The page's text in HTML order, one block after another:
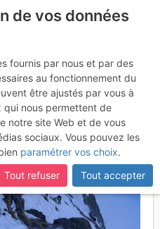
:
Mardi 14 mars 2017
de vos données
fournis par nous et par des
au fonctionnement du
être ajustés par vous à
qui nous permettent de
notre site Web et de vous
sociaux. Vous pouvez les
paramétrer vos choix.
Tout refuser
Tout accepter